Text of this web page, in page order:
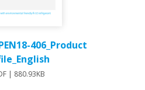
406_Product
| 880.93KB